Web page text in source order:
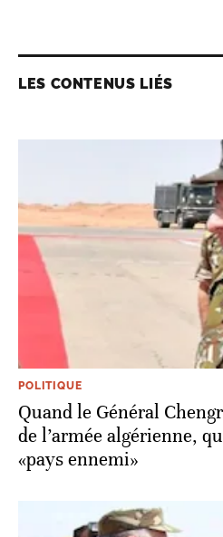
LES CONTENUS LIÉS
POLITIQUE
Quand le Général
de l’armée algérienne,
«pays ennemi»